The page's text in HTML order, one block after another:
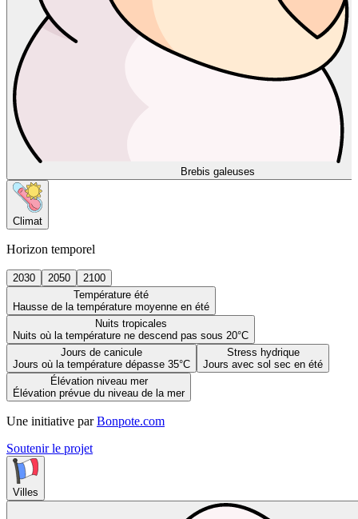
Brebis galeuses
Climat
Horizon temporel
2030 2050
2100
Température été
Hausse de la température moyenne en été
Nuits tropicales
Nuits où la température ne descend pas sous 20°C
Jours de canicule
Jours où la température dépasse 35°C
Stress hydrique
Jours avec sol sec en été
Élévation niveau mer
Élévation prévue du niveau de la mer
Une initiative par Bonpote.com
Soutenir le projet
Villes